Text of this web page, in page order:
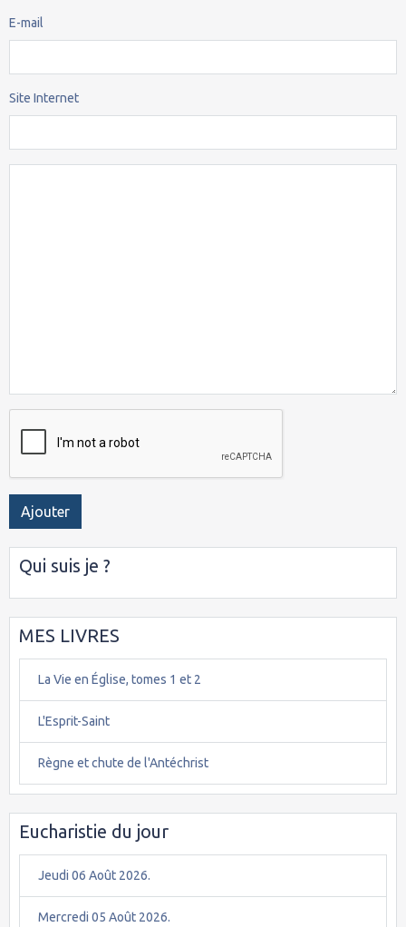
E-mail
Site Internet
Ajouter
Qui suis je ?
MES LIVRES
La Vie en Église, tomes 1 et 2
L'Esprit-Saint
Règne et chute de l'Antéchrist
Eucharistie du jour
Jeudi 06 Août 2026.
Mercredi 05 Août 2026.